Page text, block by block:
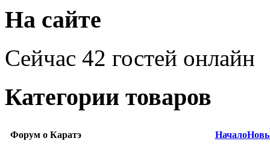
На сайте
Сейчас 42 гостей онлайн
Категории товаров
Форум о Каратэ Начало